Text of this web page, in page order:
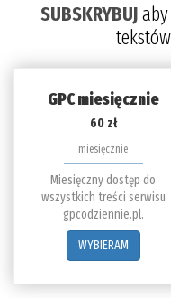
SUBSKRYBUJ
GPC miesięcznie
60 zł
miesięcznie
Miesięczny dostęp do
wszystkich treści serwisu
gpcodziennie.pl.
WYBIERAM